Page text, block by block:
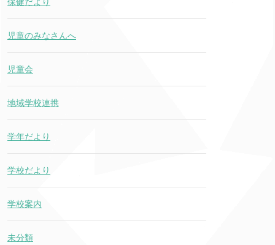
児童のみなさんへ
児童会
地域学校連携
学年だより
学校だより
学校案内
未分類